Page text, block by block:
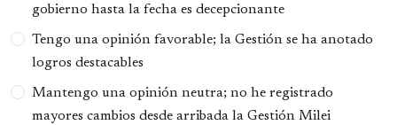
gobierno hasta la fecha es decepcionante
Tengo una opinión favorable; la Gestión se ha anotado
logros destacables
Mantengo una opinión neutra; no he registrado
mayores cambios desde arribada la Gestión Milei